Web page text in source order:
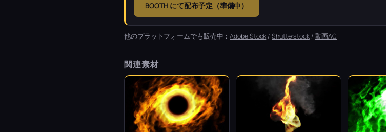
BOOTH にて配布予定（準備中）
他のプラットフォームでも販売中：Adobe Stock /Shutterstock/ 動画AC
関連素材